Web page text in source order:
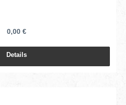
0,00 €
Details